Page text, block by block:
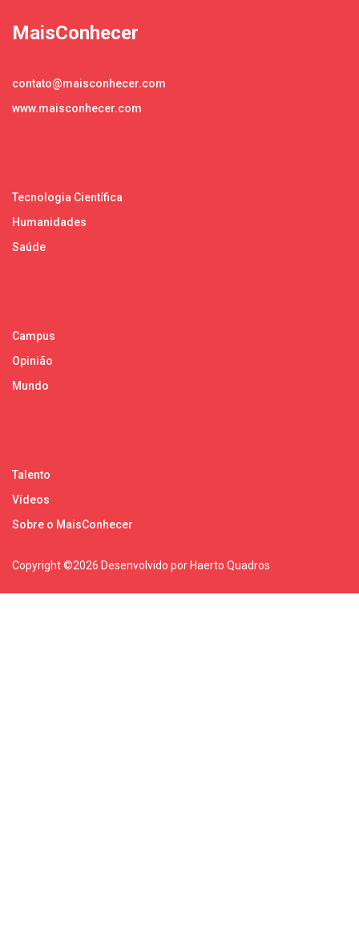
MaisConhecer
contato@maisconhecer.com
www.maisconhecer.com
Tecnologia Científica
Humanidades
Saúde
Campus
Opinião
Mundo
Talento
Vídeos
Sobre o MaisConhecer
Copyright ©2026 Desenvolvido por Haerto Quadros